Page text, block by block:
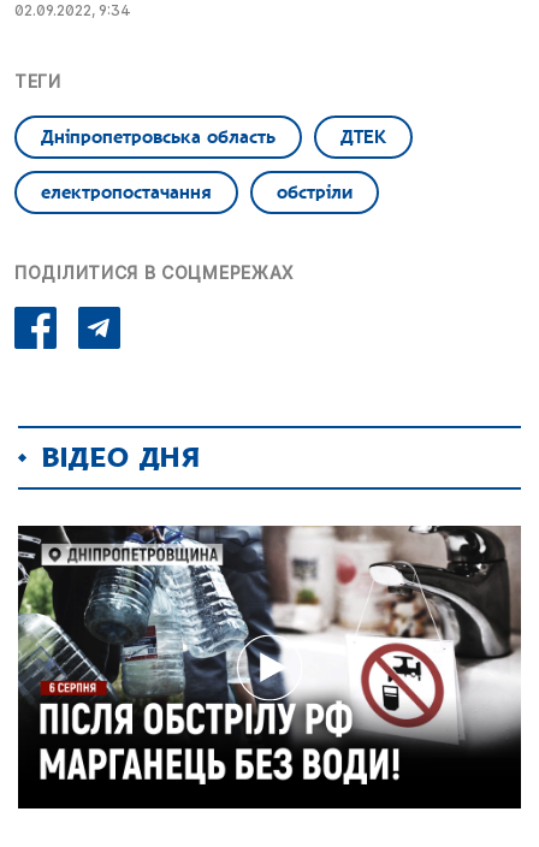
02.09.2022, 9:34
ТЕГИ
Дніпропетровська область ДТЕК
електропостачання обстріли
ПОДІЛИТИСЯ В СОЦМЕРЕЖАХ
ВІДЕО ДНЯ